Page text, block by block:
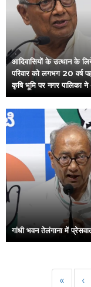
आदिवासियों के उत्थान के
परिवार को लगभग 20 वर्ष
कृषि भूमि पर नगर पालिका ने
दृष्टि डाल दी है सीएम को
गांधी भवन तेलंगाना में
« ‹